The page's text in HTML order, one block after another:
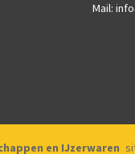
Mail:
en IJzerwaren